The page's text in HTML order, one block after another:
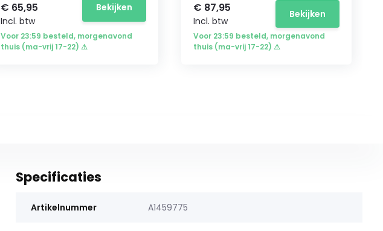
€ 65,95
Incl. btw
Bekijken
Voor 23:59 besteld, morgenavond
thuis (ma-vrij 17-22) ⚠
€ 87,95
Incl. btw
Bekijken
Voor 23:59 besteld, morgenavond
thuis (ma-vrij 17-22) ⚠
Specificaties
Artikelnummer A1459775